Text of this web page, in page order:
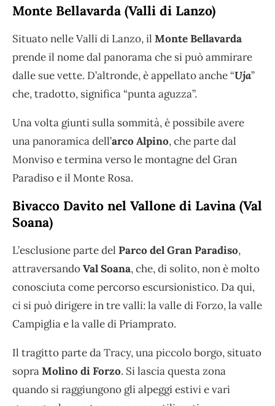
Monte Bellavarda (Valli di Lanzo)
Situato nelle Valli di Lanzo, il Monte Bellavarda
prende il nome dal panorama che si può ammirare
dalle sue vette. D’altronde, è appellato anche “Uja”
che, tradotto, significa “punta aguzza”.
Una volta giunti sulla sommità, è possibile avere
una panoramica dell’arco Alpino, che parte dal
Monviso e termina verso le montagne del Gran
Paradiso e il Monte Rosa.
Bivacco Davito nel Vallone di Lavina (Val
Soana)
L’esclusione parte del Parco del Gran Paradiso,
attraversandoVal Soana, che, di solito, non è molto
conosciuta come percorso escursionistico. Da qui,
ci si può dirigere in tre valli: la valle di Forzo, la valle
Campiglia e la valle di Priamprato.
Il tragitto parte da Tracy, una piccolo borgo, situato
sopraMolino di Forzo. Si lascia questa zona
quando si raggiungono gli alpeggi estivi e vari